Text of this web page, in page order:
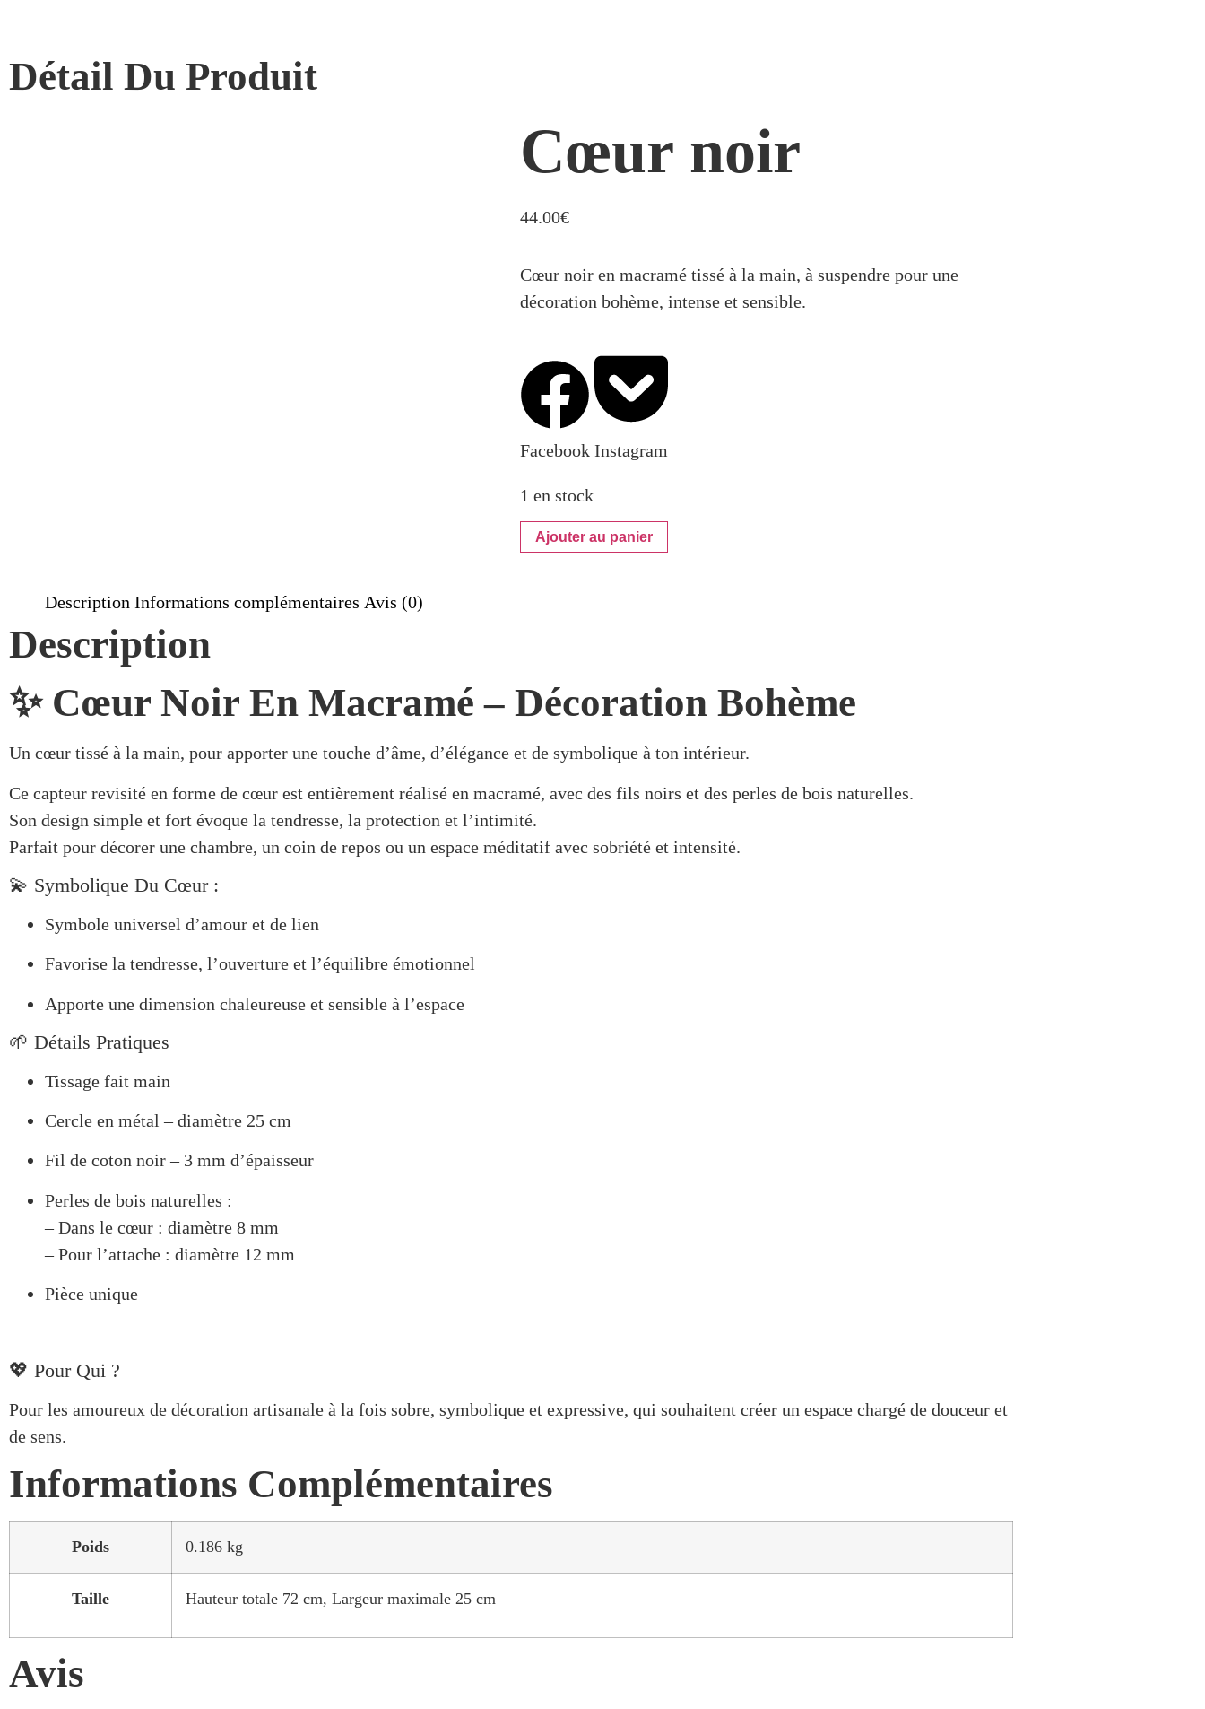
Détail Du Produit
Cœur noir
44.00€
Cœur noir en macramé tissé à la main, à suspendre pour une
décoration bohème, intense et sensible.
Facebook Instagram
1 en stock
Ajouter au panier
Description Informations complémentaires Avis (0)
Description
✨ Cœur Noir En Macramé – Décoration Bohème
Un cœur tissé à la main, pour apporter une touche d’âme, d’élégance et de symbolique à ton intérieur.
Ce capteur revisité en forme de cœur est entièrement réalisé en macramé, avec des fils noirs et des perles de bois naturelles.
Son design simple et fort évoque la tendresse, la protection et l’intimité.
Parfait pour décorer une chambre, un coin de repos ou un espace méditatif avec sobriété et intensité.
💫 Symbolique Du Cœur :
Symbole universel d’amour et de lien
Favorise la tendresse, l’ouverture et l’équilibre émotionnel
Apporte une dimension chaleureuse et sensible à l’espace
🌱 Détails Pratiques
Tissage fait main
Cercle en métal – diamètre 25 cm
Fil de coton noir – 3 mm d’épaisseur
Perles de bois naturelles :
– Dans le cœur : diamètre 8 mm
– Pour l’attache : diamètre 12 mm
Pièce unique
💖 Pour Qui ?
Pour les amoureux de décoration artisanale à la fois sobre, symbolique et expressive, qui souhaitent créer un espace chargé de douceur et
de sens.
Informations Complémentaires
Poids 0.186 kg
Taille Hauteur totale 72 cm, Largeur maximale 25 cm
Avis